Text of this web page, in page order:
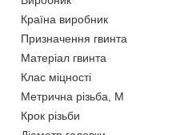
Країна виробник
Призначення гвинта
Матеріал гвинта
Клас міцності
Метрична різьба, М
Крок різьби